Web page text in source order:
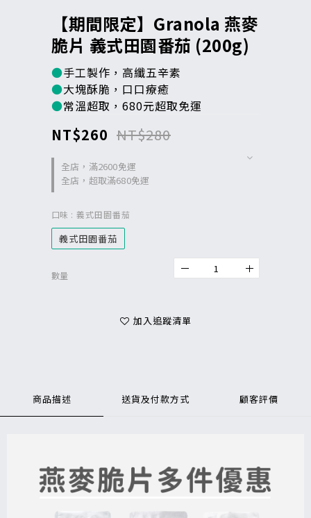
【期間限定】Granola 燕麥
脆片 義式田園番茄 (200g)
●手工製作，高纖五辛素
●大塊酥脆，口口療癒
●常溫超取，680元超取免運
全店，滿2600免運
全店，超取滿680免運
NT$280
NT$260
口味 : 義式田園番茄
義式田園番茄
數量
加入追蹤清單
商品描述 送貨及付款方式 顧客評價